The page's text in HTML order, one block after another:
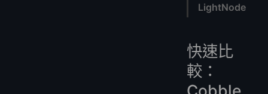
LightNode
快速比
較：